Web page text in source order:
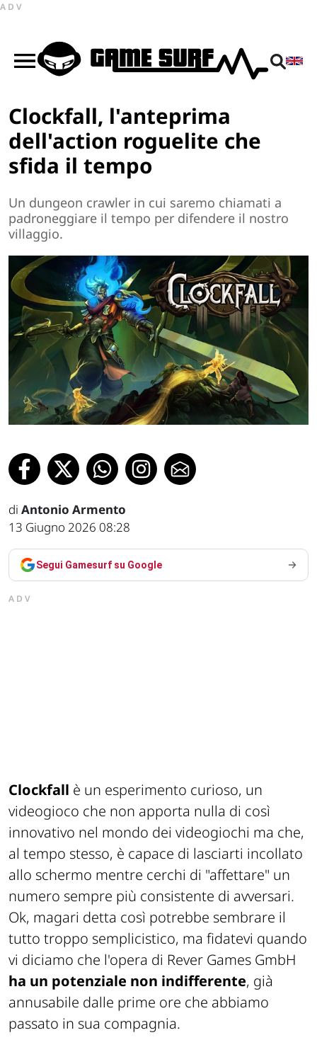
ADV
Clockfall, l'anteprima
dell'action roguelite che
sfida il tempo
Un dungeon crawler in cui saremo chiamati a
padroneggiare il tempo per difendere il nostro
villaggio.
di Antonio Armento
13 Giugno 2026 08:28
Segui Gamesurf su Google
ADV
Clockfall è un esperimento curioso, un
videogioco che non apporta nulla di così
innovativo nel mondo dei videogiochi ma che,
al tempo stesso, è capace di lasciarti incollato
allo schermo mentre cerchi di "affettare" un
numero sempre più consistente di avversari.
Ok, magari detta così potrebbe sembrare il
tutto troppo semplicistico, ma fidatevi quando
vi diciamo che l'opera di Rever Games GmbH
ha un potenziale non indifferente, già
annusabile dalle prime ore che abbiamo
passato in sua compagnia.